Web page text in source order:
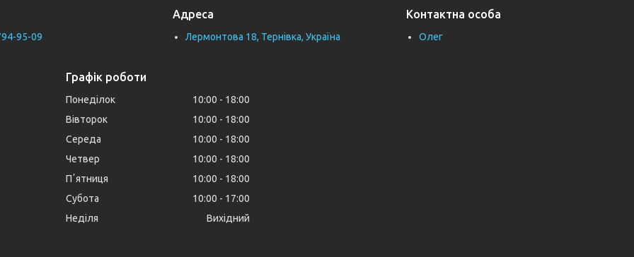
95-09
Адреса
Лермонтова 18, Тернівка, Україна
Контактна особа
Олег
Графік роботи
Понеділок 10:00
18:00
Вівторок
10:00
18:00
Середа
10:00
18:00
Четвер
10:00
18:00
Пʼятниця
10:00
18:00
Субота
10:00
17:00
Неділя
Вихідний